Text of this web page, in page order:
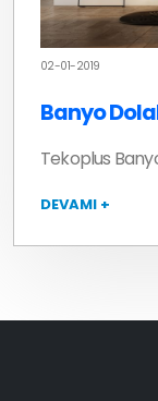
02-01-2019
Banyo
Tekoplus
DEVAMI +